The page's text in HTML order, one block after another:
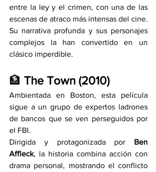
entre la ley y el crimen, con una de las
escenas de atraco más intensas del cine.
Su narrativa profunda y sus personajes
complejos la han convertido en un
clásico imperdible.
🏦 The Town (2010)
Ambientada en Boston, esta película
sigue a un grupo de expertos ladrones
de bancos que se ven perseguidos por
el FBI.
Dirigida y protagonizada por Ben
Affleck, la historia combina acción con
drama personal, mostrando el conflicto